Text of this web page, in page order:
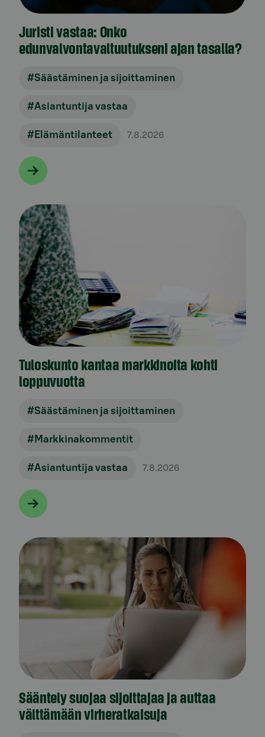
Juristi vastaa: Onko
edunvalvontavaltuutukseni ajan tasalla?
#Säästäminen ja sijoittaminen
#Asiantuntija vastaa
#Elämäntilanteet 7.8.2026
Tuloskunto kantaa markkinoita kohti
loppuvuotta
#Säästäminen ja sijoittaminen
#Markkinakommentit
#Asiantuntija vastaa 7.8.2026
Sääntely suojaa sijoittajaa ja auttaa
välttämään virheratkaisuja